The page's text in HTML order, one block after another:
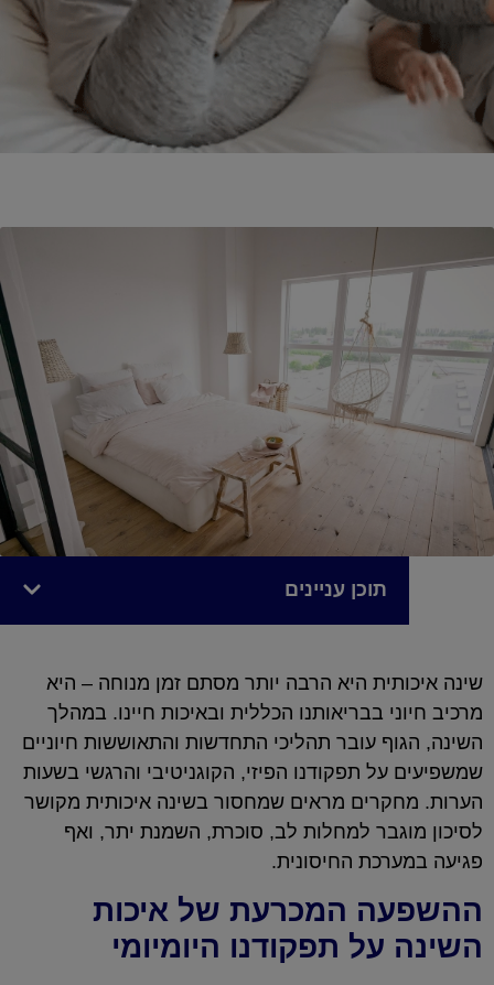
תוכן עניינים
שינה איכותית היא הרבה יותר מסתם זמן מנוחה – היא
מרכיב חיוני בבריאותנו הכללית ובאיכות חיינו. במהלך
השינה, הגוף עובר תהליכי התחדשות והתאוששות חיוניים
שמשפיעים על תפקודנו הפיזי, הקוגניטיבי והרגשי בשעות
הערות. מחקרים מראים שמחסור בשינה איכותית מקושר
לסיכון מוגבר למחלות לב, סוכרת, השמנת יתר, ואף
פגיעה במערכת החיסונית.
ההשפעה המכרעת של איכות
השינה על תפקודנו היומיומי